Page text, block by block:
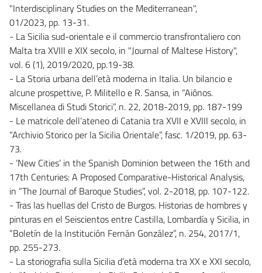
"Interdisciplinary Studies on the Mediterranean",
01/2023, pp. 13-31.
- La Sicilia sud-orientale e il commercio transfrontaliero con
Malta tra XVIII e XIX secolo, in "Journal of Maltese History",
vol. 6 (1), 2019/2020, pp.19-38.
- La Storia urbana dell’età moderna in Italia. Un bilancio e
alcune prospettive, P. Militello e R. Sansa, in “Aiônos.
Miscellanea di Studi Storici”, n. 22, 2018-2019, pp. 187-199
- Le matricole dell’ateneo di Catania tra XVII e XVIII secolo, in
“Archivio Storico per la Sicilia Orientale”, fasc. 1/2019, pp. 63-
73.
- ‘New Cities’ in the Spanish Dominion between the 16th and
17th Centuries: A Proposed Comparative-Historical Analysis,
in “The Journal of Baroque Studies”, vol. 2-2018, pp. 107-122.
- Tras las huellas del Cristo de Burgos. Historias de hombres y
pinturas en el Seiscientos entre Castilla, Lombardía y Sicilia, in
“Boletín de la Institución Fernán González”, n. 254, 2017/1,
pp. 255-273.
- La storiografia sulla Sicilia d’età moderna tra XX e XXI secolo,